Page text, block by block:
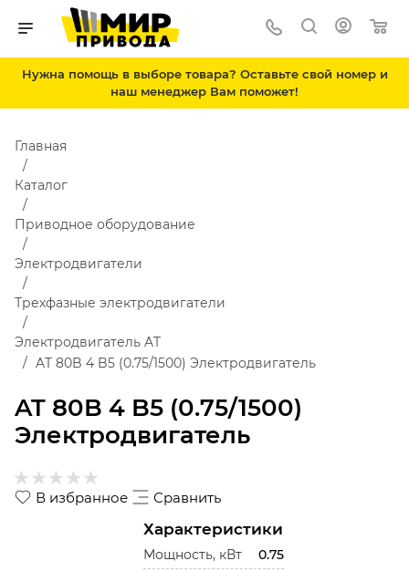
Нужна помощь в выборе товара? Оставьте свой номер и
наш менеджер Вам поможет!
AT 80B 4 B5 (0.75/1500)
Электродвигатель
Главная
Каталог
Приводное оборудование
Электродвигатели
Трехфазные электродвигатели
Электродвигатель AT
AT 80B 4 B5 (0.75/1500) Электродвигатель
В избранное Сравнить
Характеристики
Мощность, кВт
0.75